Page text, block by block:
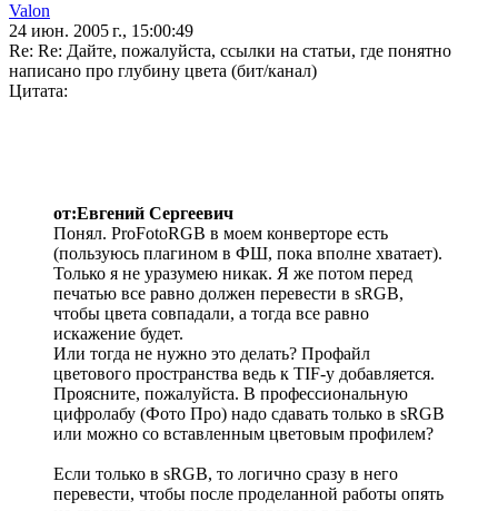
Valon
24 июн. 2005 г., 15:00:49
Re: Re: Дайте, пожалуйста, ссылки на статьи, где понятно
написано про глубину цвета (бит/канал)
Цитата:
от:Евгений Сергеевич
Понял. ProFotoRGB в моем конверторе есть
(пользуюсь плагином в ФШ, пока вполне хватает).
Только я не уразумею никак. Я же потом перед
печатью все равно должен перевести в sRGB,
чтобы цвета совпадали, а тогда все равно
искажение будет.
Или тогда не нужно это делать? Профайл
цветового пространства ведь к TIF-у добавляется.
Проясните, пожалуйста. В профессиональную
цифролабу (Фото Про) надо сдавать только в sRGB
или можно со вставленным цветовым профилем?
Если только в sRGB, то логично сразу в него
перевести, чтобы после проделанной работы опять